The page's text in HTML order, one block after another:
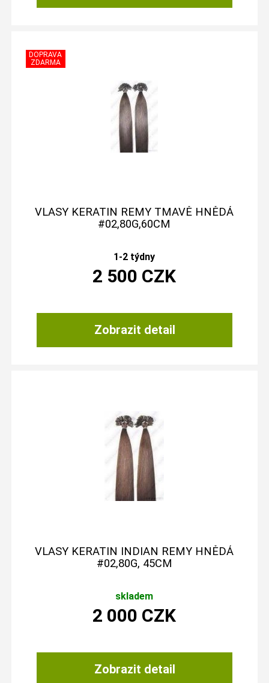
VLASY KERATIN REMY TMAVĚ HNĚDÁ
#02,80G,60CM
1-2 týdny
Zobrazit detail
2 500 CZK
VLASY KERATIN INDIAN REMY HNĚDÁ
#02,80G, 45CM
skladem
Zobrazit detail
2 000 CZK